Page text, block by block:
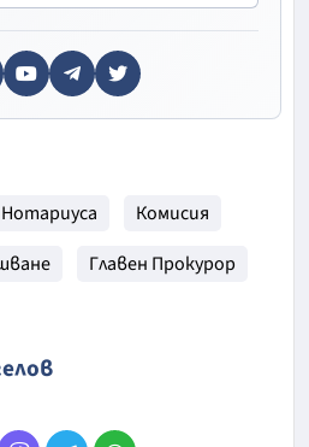
Нотариуса
Комисия
Главен Прокурор